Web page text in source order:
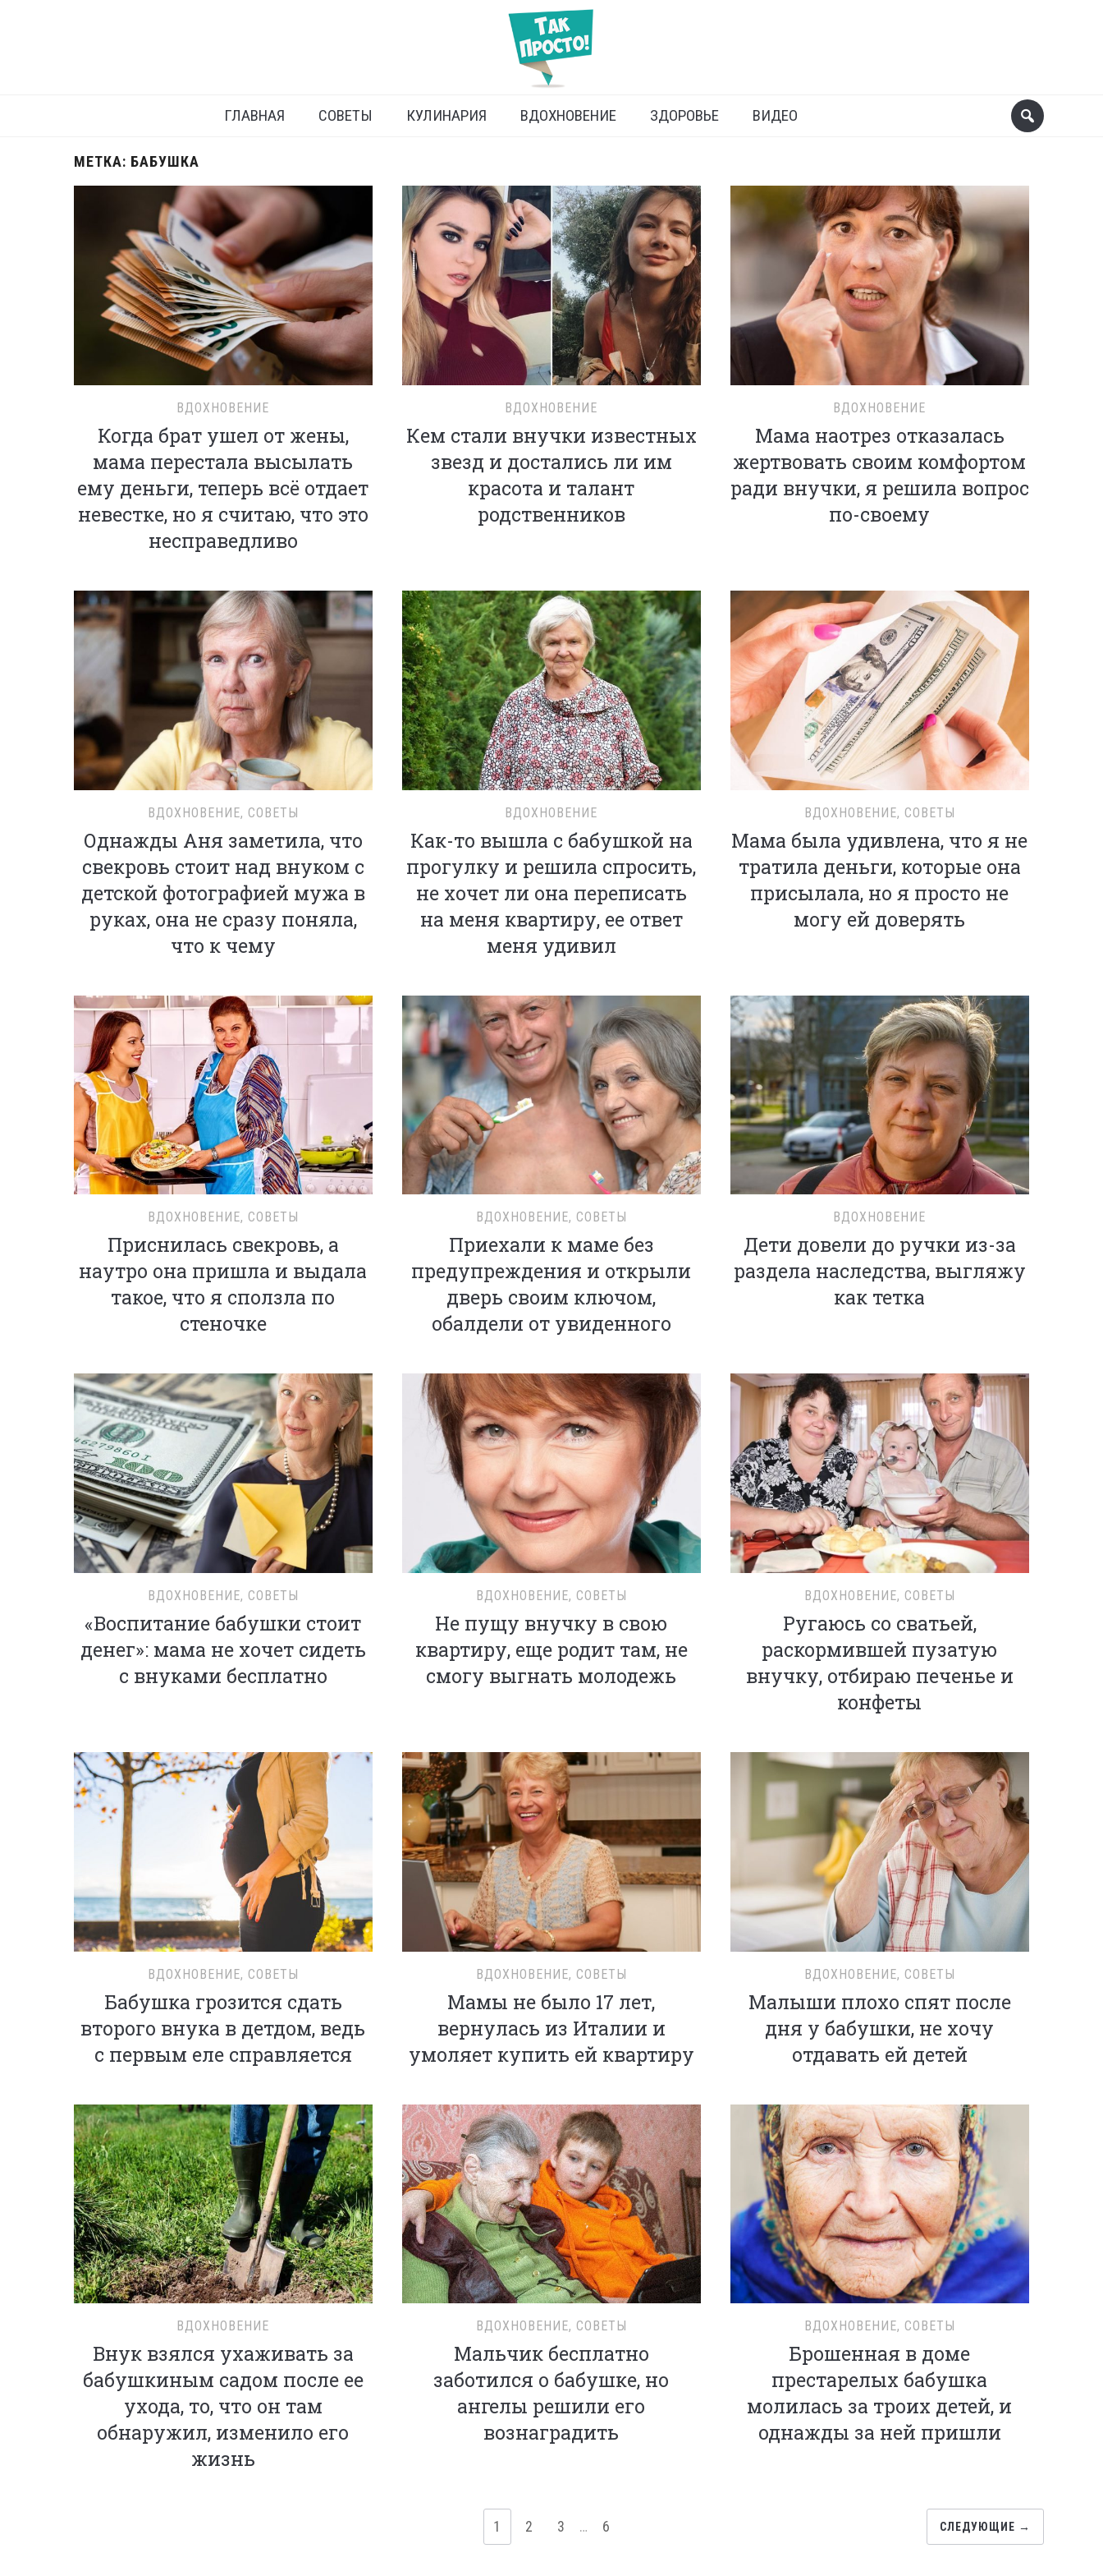
ГЛАВНАЯ СОВЕТЫ КУЛИНАРИЯ ВДОХНОВЕНИЕ ЗДОРОВЬЕ ВИДЕО
МЕТКА: БАБУШКА
ВДОХНОВЕНИЕ
Когда брат ушел от жены,
мама перестала высылать
ему деньги, теперь всё отдает
невестке, но я считаю, что это
несправедливо
ВДОХНОВЕНИЕ
Кем стали внучки известных
звезд и достались ли им
красота и талант
родственников
ВДОХНОВЕНИЕ
Мама наотрез отказалась
жертвовать своим комфортом
ради внучки, я решила вопрос
по-своему
ВДОХНОВЕНИЕ, СОВЕТЫ
Однажды Аня заметила, что
свекровь стоит над внуком с
детской фотографией мужа в
руках, она не сразу поняла,
что к чему
ВДОХНОВЕНИЕ
Как-то вышла с бабушкой на
прогулку и решила спросить,
не хочет ли она переписать
на меня квартиру, ее ответ
меня удивил
ВДОХНОВЕНИЕ, СОВЕТЫ
Мама была удивлена, что я не
тратила деньги, которые она
присылала, но я просто не
могу ей доверять
ВДОХНОВЕНИЕ, СОВЕТЫ
Приснилась свекровь, а
наутро она пришла и выдала
такое, что я сползла по
стеночке
ВДОХНОВЕНИЕ, СОВЕТЫ
Приехали к маме без
предупреждения и открыли
дверь своим ключом,
обалдели от увиденного
ВДОХНОВЕНИЕ
Дети довели до ручки из-за
раздела наследства, выгляжу
как тетка
ВДОХНОВЕНИЕ, СОВЕТЫ
«Воспитание бабушки стоит
денег»: мама не хочет сидеть
с внуками бесплатно
ВДОХНОВЕНИЕ, СОВЕТЫ
Не пущу внучку в свою
квартиру, еще родит там, не
смогу выгнать молодежь
ВДОХНОВЕНИЕ, СОВЕТЫ
Ругаюсь со сватьей,
раскормившей пузатую
внучку, отбираю печенье и
конфеты
ВДОХНОВЕНИЕ, СОВЕТЫ
Бабушка грозится сдать
второго внука в детдом, ведь
с первым еле справляется
ВДОХНОВЕНИЕ, СОВЕТЫ
Мамы не было 17 лет,
вернулась из Италии и
умоляет купить ей квартиру
ВДОХНОВЕНИЕ, СОВЕТЫ
Малыши плохо спят после
дня у бабушки, не хочу
отдавать ей детей
ВДОХНОВЕНИЕ
Внук взялся ухаживать за
бабушкиным садом после ее
ухода, то, что он там
обнаружил, изменило его
жизнь
ВДОХНОВЕНИЕ, СОВЕТЫ
Мальчик бесплатно
заботился о бабушке, но
ангелы решили его
вознаградить
ВДОХНОВЕНИЕ, СОВЕТЫ
Брошенная в доме
престарелых бабушка
молилась за троих детей, и
однажды за ней пришли
1 2 3 … 6 СЛЕДУЮЩИЕ →